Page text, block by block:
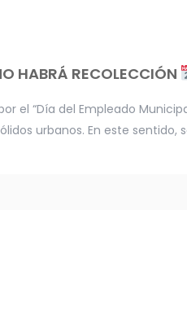
HABRÁ RECOLECCIÓN
el “Día del Empleado
urbanos. En este sentido,